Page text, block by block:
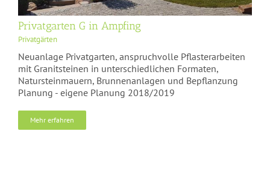
Privatgarten G in Ampfing
Privatgärten
Neuanlage Privatgarten, anspruchvolle Pflasterarbeiten
mit Granitsteinen in unterschiedlichen Formaten,
Natursteinmauern, Brunnenanlagen und Bepflanzung
Planung - eigene Planung 2018/2019
Mehr erfahren